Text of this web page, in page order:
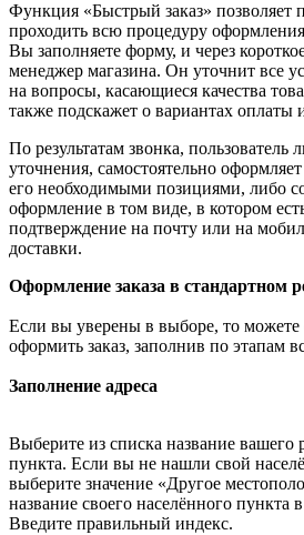
Функция «Быстрый заказ» позволяет
проходить всю процедуру оформления
Вы заполняете форму, и через
менеджер магазина. Он уточнит все
на вопросы, касающиеся качества
также подскажет о вариантах оплаты
По результатам звонка, пользователь
уточнения, самостоятельно
его необходимыми позициями, либо
оформление в том виде, в котором
подтверждение на почту или на
доставки.
Оформление заказа в стандартном
Если вы уверены в выборе, то можете
оформить заказ, заполнив по этапам
Заполнение адреса
Выберите из списка название вашего
пункта. Если вы не нашли свой
выберите значение «Другое
название своего населённого пункта
Введите правильный индекс.